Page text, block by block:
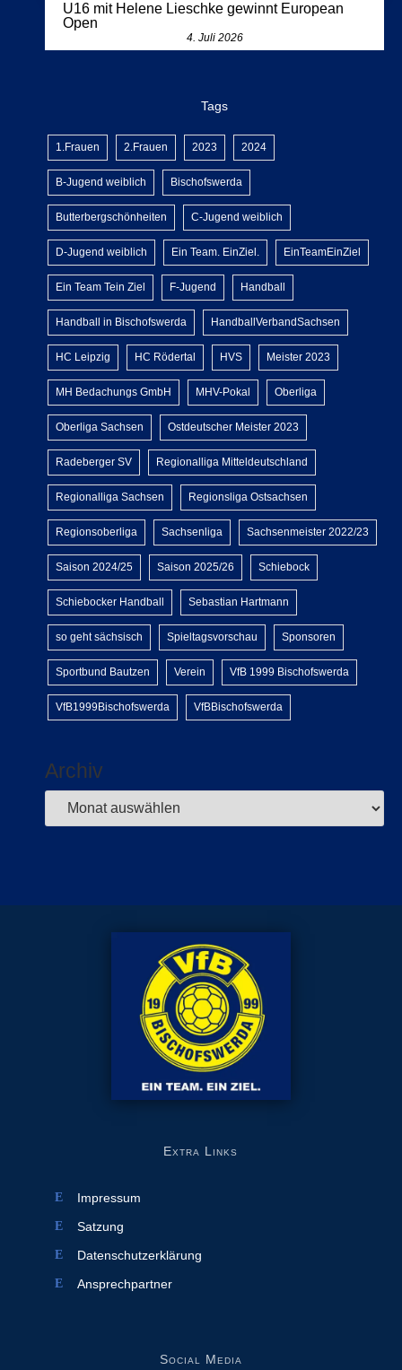
U16 mit Helene Lieschke gewinnt European
Open
4. Juli 2026
Tags
1.Frauen 2.Frauen 2023 2024
B-Jugend weiblich Bischofswerda
Butterbergschönheiten C-Jugend weiblich
D-Jugend weiblich Ein Team. EinZiel. EinTeamEinZiel
Ein Team Tein Ziel F-Jugend Handball
Handball in Bischofswerda HandballVerbandSachsen
HC Leipzig HC Rödertal HVS Meister 2023
MH Bedachungs GmbH MHV-Pokal Oberliga
Oberliga Sachsen Ostdeutscher Meister 2023
Radeberger SV Regionalliga Mitteldeutschland
Regionalliga Sachsen Regionsliga Ostsachsen
Regionsoberliga Sachsenliga Sachsenmeister 2022/23
Saison 2024/25 Saison 2025/26 Schiebock
Schiebocker Handball Sebastian Hartmann
so geht sächsisch Spieltagsvorschau Sponsoren
Sportbund Bautzen Verein VfB 1999 Bischofswerda
VfB1999Bischofswerda VfBBischofswerda
Archiv
Extra Links
Impressum
Satzung
Datenschutzerklärung
Ansprechpartner
Social Media